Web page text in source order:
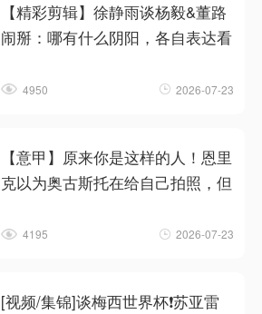
【精彩剪辑】徐静雨谈杨毅&董路
闹掰：哪有什么阴阳，各自表达看
4950 2026-07-23
【意甲】原来你是这样的人！恩里
克以为奥古斯托在给自己拍照，但
4195 2026-07-23
[视频/集锦]谈梅西世界杯❗苏亚雷